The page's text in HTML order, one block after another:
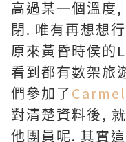
高過某一個溫度,
閉 . 唯有再想想
原來黃昏時侯的
看到都有數架旅
們參加了
對清楚資料後,
他團員呢. 其實